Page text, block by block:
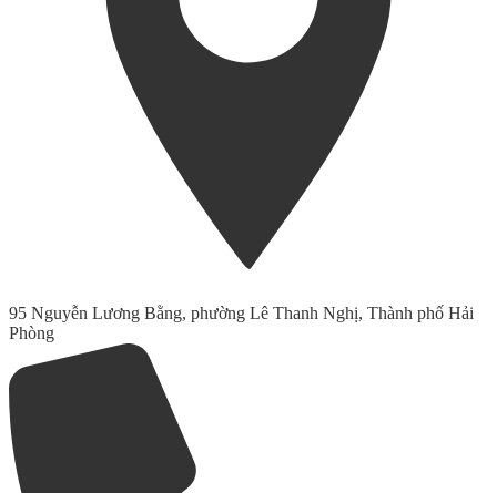
95 Nguyễn Lương Bằng, phường Lê Thanh Nghị, Thành phố Hải
Phòng